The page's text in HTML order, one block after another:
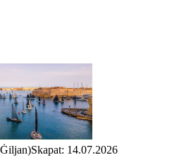
Skapat: 14.07.2026